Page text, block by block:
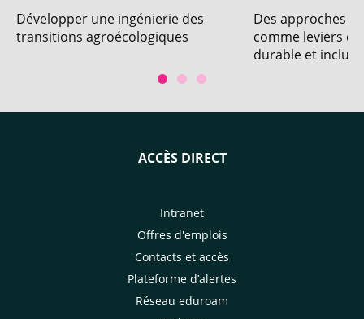
Développer une ingénierie des
transitions agroécologiques
Des approches
comme leviers
durable et inclusif
ACCÈS DIRECT
Intranet
Offres d'emplois
Contacts et accès
Plateforme d’alertes
Réseau eduroam